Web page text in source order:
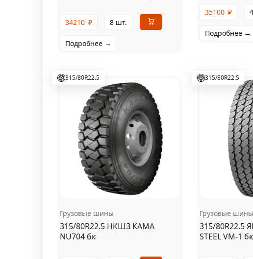
34210 ₽ 8 шт.
Подробнее →
35100 ₽
Подробнее →
315/80R22.5
Грузовые шины
315/80R22.5 НКШЗ КАМА
NU704 бк
315/80R22.5
Грузовые шины
315/80R22.5
STEEL VM-1